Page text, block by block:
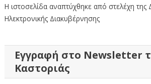
Η ιστοσελίδα αναπτύχθηκε από στελέχη της
Ηλεκτρονικής Διακυβέρνησης
Εγγραφή στο Newsletter
Καστοριάς